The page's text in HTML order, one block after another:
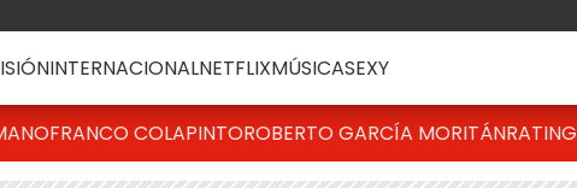
INTERNACIONALNETFLIXMÚSICASEXY
FRANCO COLAPINTOROBERTO GARCÍA MORITÁNRATING